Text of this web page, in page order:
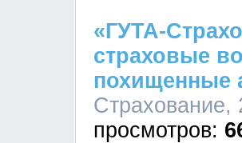
«ГУТА-
страховые
похищенные
Страхование,